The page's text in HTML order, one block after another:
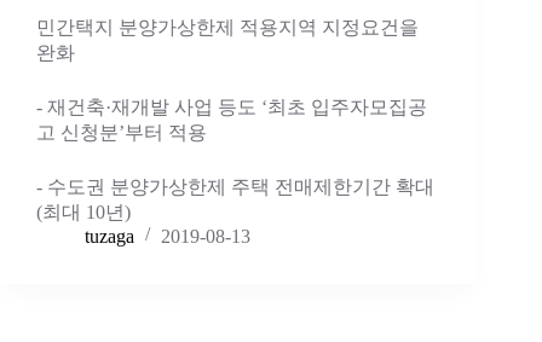
민간택지 분양가상한제 적용지역 지정요건을
완화
- 재건축·재개발 사업 등도 ‘최초 입주자모집공
고 신청분’부터 적용
- 수도권 분양가상한제 주택 전매제한기간 확대
(최대 10년)
tuzaga
2019-08-13